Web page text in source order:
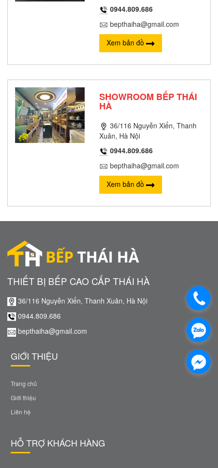
0944.809.686
bepthaiha@gmail.com
Xem bản đồ
SHOWROOM BẾP THÁI
HÀ
36/116 Nguyễn Xiển, Thanh
Xuân, Hà Nội
0944.809.686
bepthaiha@gmail.com
Xem bản đồ
THIẾT BỊ BẾP CAO CẤP THÁI HÀ
36/116 Nguyễn Xiển, Thanh Xuân, Hà Nội
0944.809.686
bepthaiha@gmail.com
GIỚI THIỆU
Trang chủ
Giới thiệu
Liên hệ
HỖ TRỢ KHÁCH HÀNG